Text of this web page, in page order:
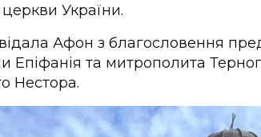
України.
Афон з благословення
Епіфанія та митрополита
Нестора.